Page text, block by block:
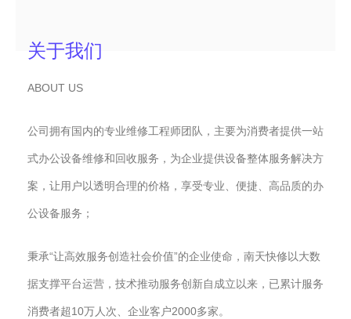
关于我们
ABOUT US
公司拥有国内的专业维修工程师团队，主要为消费者提供一站
式办公设备维修和回收服务，为企业提供设备整体服务解决方
案，让用户以透明合理的价格，享受专业、便捷、高品质的办
公设备服务；
秉承“让高效服务创造社会价值”的企业使命，南天快修以大数
据支撑平台运营，技术推动服务创新自成立以来，已累计服务
消费者超10万人次、企业客户2000多家。